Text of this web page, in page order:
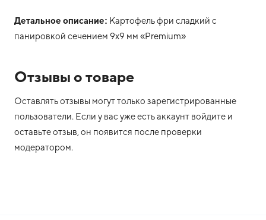
Детальное описание: Картофель фри сладкий с
панировкой сечением 9x9 мм «Premium»
Отзывы о товаре
Оставлять отзывы могут только зарегистрированные
пользователи. Если у вас уже есть аккаунт войдите и
оставьте отзыв, он появится после проверки
модератором.